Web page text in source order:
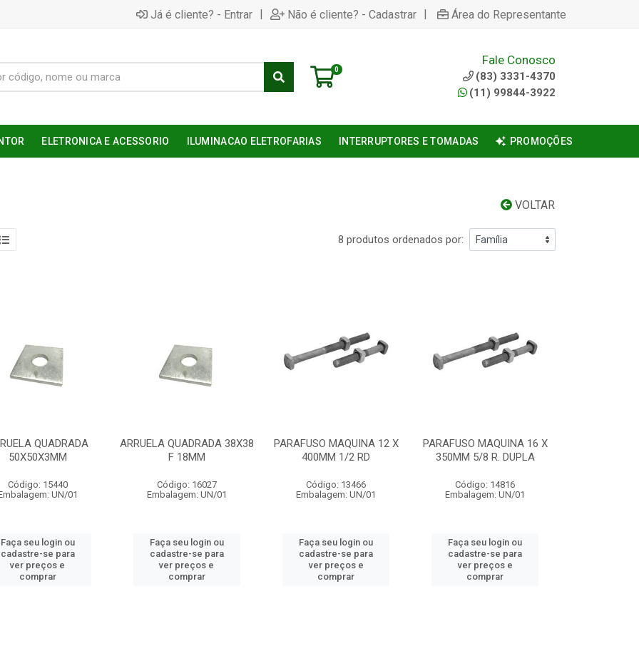
Já é cliente? - Entrar | Não é cliente? - Cadastrar | Área do Representante
0
Fale Conosco
(83) 3331-4370
(11) 99844-3922
ELETRONICA E ACESSORIO ILUMINACAO ELETROFARIAS INTERRUPTORES E TOMADAS PROMOÇÕES
VOLTAR
8 produtos ordenados por:
QUADRADA
50X50X3MM
Código: 15440
UN/01
Faça seu login ou
cadastre-se para
ver preços e
comprar
ARRUELA QUADRADA 38X38
F 18MM
Código: 16027
Embalagem: UN/01
Faça seu login ou
cadastre-se para
ver preços e
comprar
PARAFUSO MAQUINA 12 X
400MM 1/2 RD
Código: 13466
Embalagem: UN/01
Faça seu login ou
cadastre-se para
ver preços e
comprar
PARAFUSO MAQUINA 16 X
350MM 5/8 R. DUPLA
Código: 14816
Embalagem: UN/01
Faça seu login ou
cadastre-se para
ver preços e
comprar